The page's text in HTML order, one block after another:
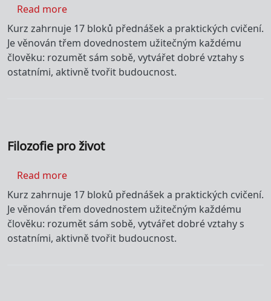
Read moreabout Filozofie pro život
Kurz zahrnuje 17 bloků přednášek a praktických cvičení.
Je věnován třem dovednostem užitečným každému
člověku: rozumět sám sobě, vytvářet dobré vztahy s
ostatními, aktivně tvořit budoucnost.
Filozofie pro život
Read moreabout Filozofie pro život
Kurz zahrnuje 17 bloků přednášek a praktických cvičení.
Je věnován třem dovednostem užitečným každému
člověku: rozumět sám sobě, vytvářet dobré vztahy s
ostatními, aktivně tvořit budoucnost.